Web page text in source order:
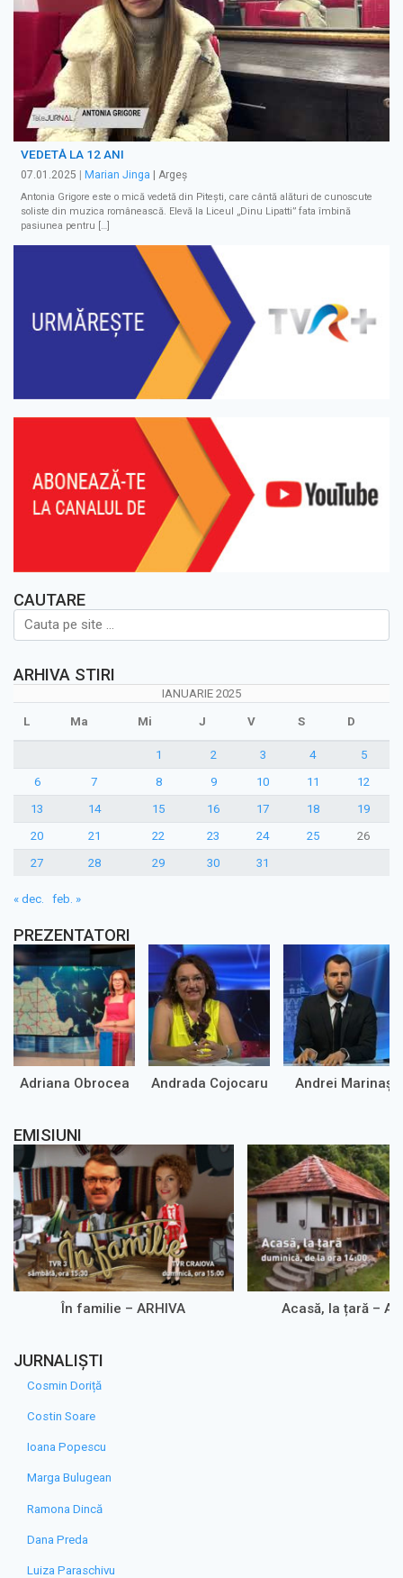
VEDETĂ LA 12 ANI
07.01.2025 Marian Jinga | Argeș
Antonia Grigore este o mică vedetă din Pitești, care cântă alături de cunoscute
soliste din muzica românească. Elevă la Liceul „Dinu Lipatti” fata îmbină
pasiunea pentru […]
CAUTARE
ARHIVA STIRI
IANUARIE 2025
L Ma Mi J V S D
1 2 3 4
5
6
7 8 9 10 11
12
13
14 15 16 17 18
19
20
21 22 23 24 25
26
27
28 29 30 31
« dec. feb. »
PREZENTATORI
Adriana Obrocea Andrada Cojocaru Andrei Marinaș
EMISIUNI
În familie – ARHIVA Acasă, la țară –
JURNALIȘTI
Cosmin Doriță
Costin Soare
Ioana Popescu
Marga Bulugean
Ramona Dincă
Dana Preda
Luiza Paraschivu